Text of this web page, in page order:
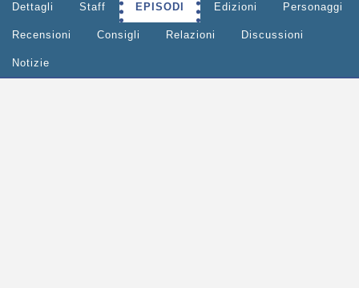
Dettagli Staff EPISODI Edizioni Personaggi
Recensioni Consigli Relazioni Discussioni
Notizie